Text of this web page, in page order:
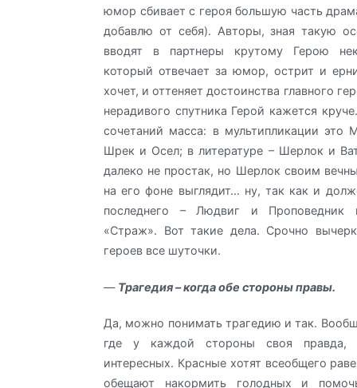
юмор сбивает с героя большую часть
добавлю от себя). Авторы, зная такую
вводят в партнеры крутому Герою
который отвечает за юмор, острит и
хочет, и оттеняет достоинства главного
нерадивого спутника Герой кажется
сочетаний масса: в мультипликации это
Шрек и Осел; в литературе – Шерлок и
далеко не простак, но Шерлок своим
на его фоне выглядит… ну, так как и
последнего – Людвиг и Проповедник
«Страж». Вот такие дела. Срочно
героев все шуточки.
— Трагедия – когда обе стороны правы.
Да, можно понимать трагедию и так.
где у каждой стороны своя
интересных. Красные хотят всеобщего
обещают накормить голодных и